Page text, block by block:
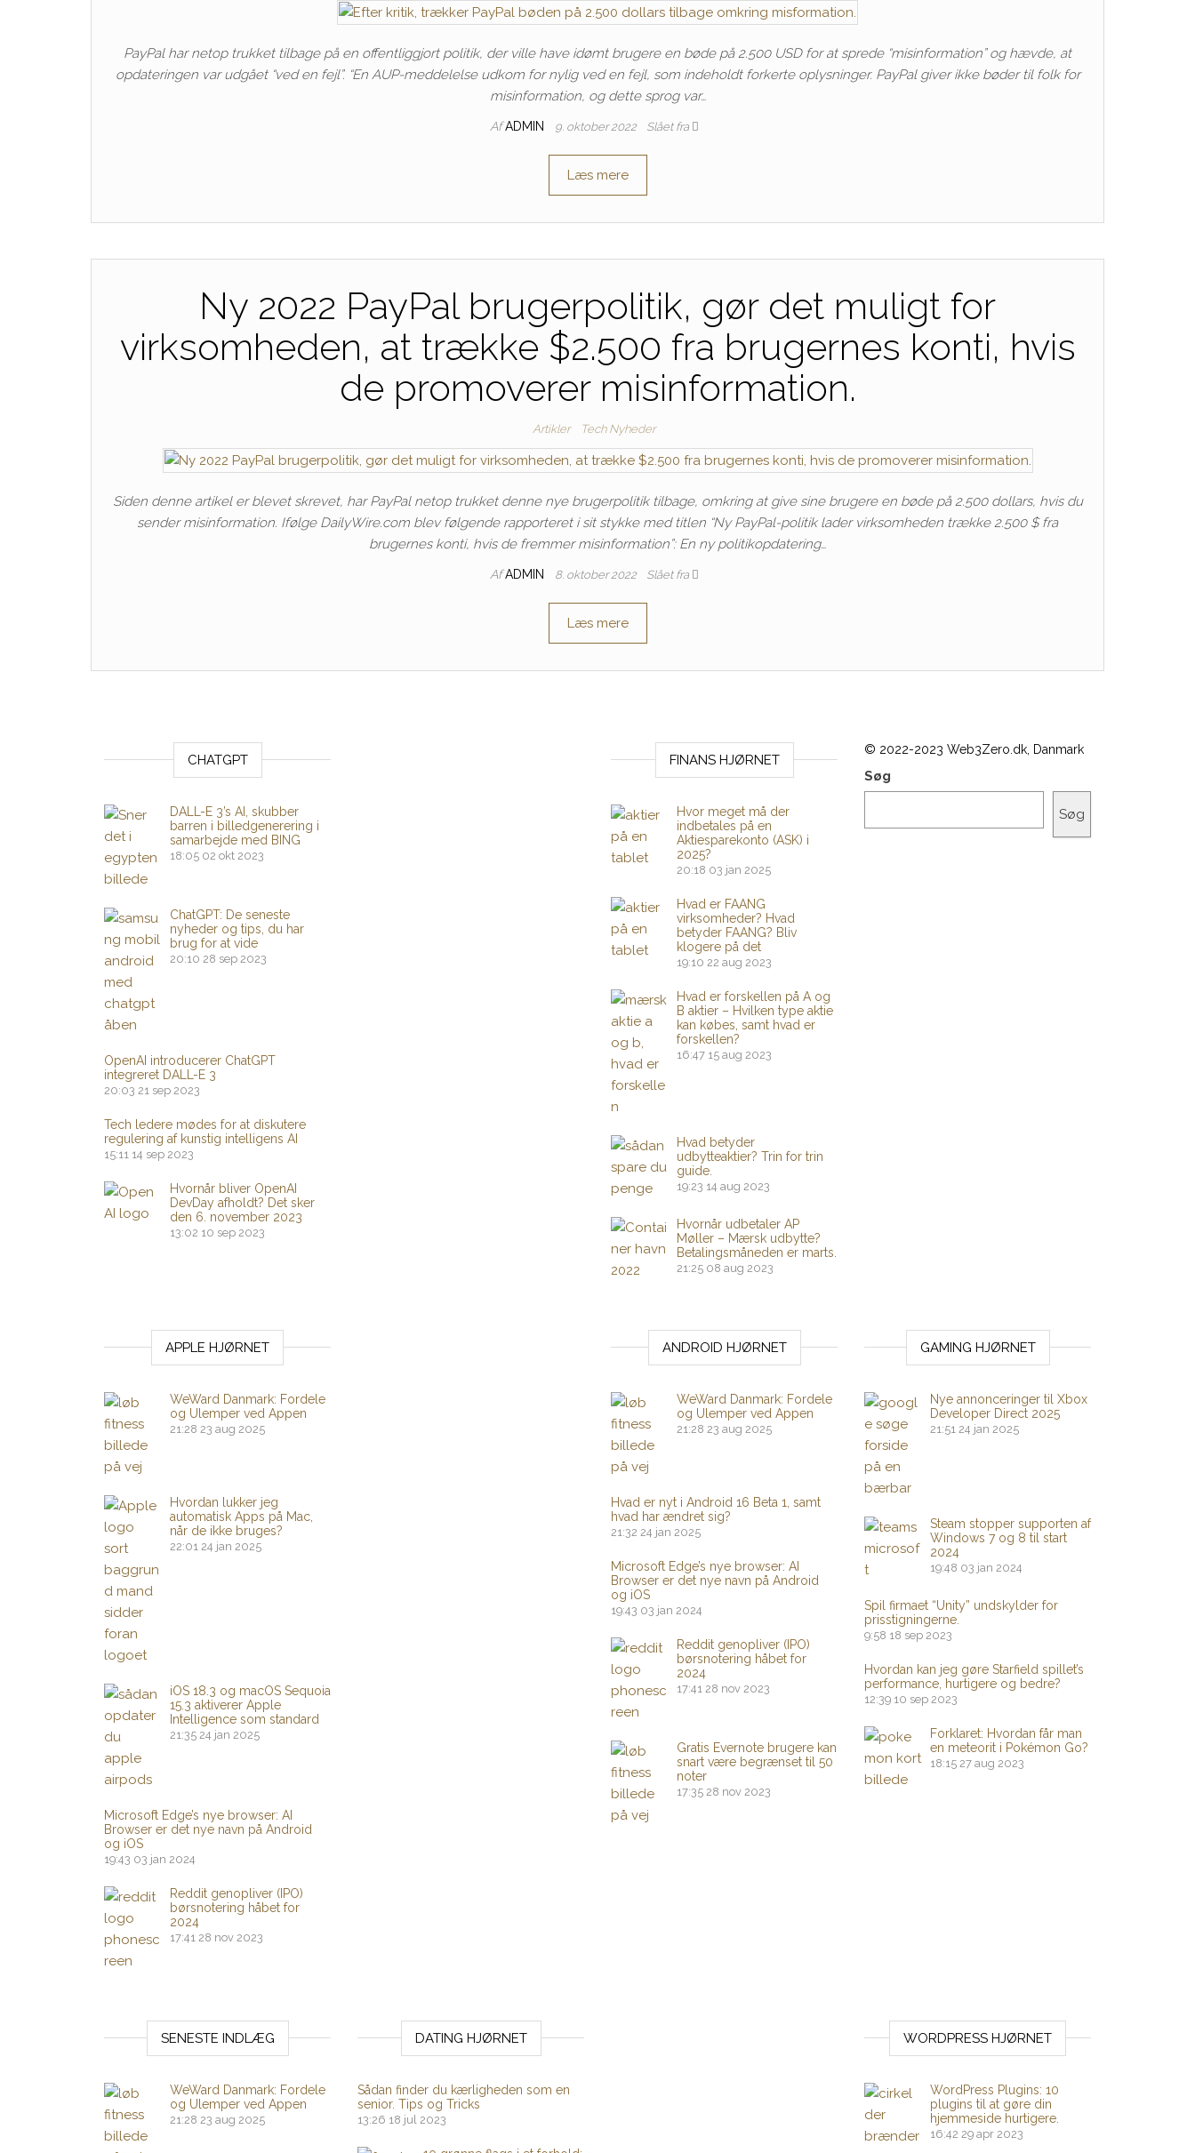
PayPal har netop trukket tilbage på en offentliggjort politik, der ville have idømt brugere en bøde på 2.500 USD for at sprede “misinformation” og hævde, at
opdateringen var udgået “ved en fejl”. “En AUP-meddelelse udkom for nylig ved en fejl, som indeholdt forkerte oplysninger. PayPal giver ikke bøder til folk for
misinformation, og dette sprog var…
Af ADMIN 9. oktober 2022 Slået fra
Læs mere
Ny 2022 PayPal brugerpolitik, gør det muligt for
virksomheden, at trække $2.500 fra brugernes konti, hvis
de promoverer misinformation.
Artikler Tech Nyheder
Siden denne artikel er blevet skrevet, har PayPal netop trukket denne nye brugerpolitik tilbage, omkring at give sine brugere en bøde på 2.500 dollars, hvis du
sender misinformation. Ifølge DailyWire.com blev følgende rapporteret i sit stykke med titlen “Ny PayPal-politik lader virksomheden trække 2.500 $ fra
brugernes konti, hvis de fremmer misinformation”: En ny politikopdatering…
Af ADMIN 8. oktober 2022 Slået fra
Læs mere
CHATGPT
DALL-E 3’s AI, skubber
barren i billedgenerering i
samarbejde med BING
18:05 02 okt 2023
ChatGPT: De seneste
nyheder og tips, du har
brug for at vide
20:10 28 sep 2023
OpenAI introducerer ChatGPT
integreret DALL-E 3
20:03 21 sep 2023
Tech ledere mødes for at diskutere
regulering af kunstig intelligens AI
15:11 14 sep 2023
Hvornår bliver OpenAI
DevDay afholdt? Det sker
den 6. november 2023
13:02 10 sep 2023
FINANS HJØRNET
Hvor meget må der
indbetales på en
Aktiesparekonto (ASK) i
2025?
20:18 03 jan 2025
Hvad er FAANG
virksomheder? Hvad
betyder FAANG? Bliv
klogere på det
19:10 22 aug 2023
Hvad er forskellen på A og
B aktier – Hvilken type aktie
kan købes, samt hvad er
forskellen?
16:47 15 aug 2023
Hvad betyder
udbytteaktier? Trin for trin
guide.
19:23 14 aug 2023
Hvornår udbetaler AP
Møller – Mærsk udbytte?
Betalingsmåneden er marts.
21:25 08 aug 2023
© 2022-2023 Web3Zero.dk, Danmark
Søg
Søg
APPLE HJØRNET
WeWard Danmark: Fordele
og Ulemper ved Appen
21:28 23 aug 2025
Hvordan lukker jeg
automatisk Apps på Mac,
når de ikke bruges?
22:01 24 jan 2025
iOS 18.3 og macOS Sequoia
15.3 aktiverer Apple
Intelligence som standard
21:35 24 jan 2025
Microsoft Edge’s nye browser: AI
Browser er det nye navn på Android
og iOS
19:43 03 jan 2024
Reddit genopliver (IPO)
børsnotering håbet for
2024
17:41 28 nov 2023
ANDROID HJØRNET
WeWard Danmark: Fordele
og Ulemper ved Appen
21:28 23 aug 2025
Hvad er nyt i Android 16 Beta 1, samt
hvad har ændret sig?
21:32 24 jan 2025
Microsoft Edge’s nye browser: AI
Browser er det nye navn på Android
og iOS
19:43 03 jan 2024
Reddit genopliver (IPO)
børsnotering håbet for
2024
17:41 28 nov 2023
Gratis Evernote brugere kan
snart være begrænset til 50
noter
17:35 28 nov 2023
GAMING HJØRNET
Nye annonceringer til Xbox
Developer Direct 2025
21:51 24 jan 2025
Steam stopper supporten af
​​Windows 7 og 8 til start
2024
19:48 03 jan 2024
Spil firmaet “Unity” undskylder for
prisstigningerne.
9:58 18 sep 2023
Hvordan kan jeg gøre Starfield spillet’s
performance, hurtigere og bedre?
12:39 10 sep 2023
Forklaret: Hvordan får man
en meteorit i Pokémon Go?
18:15 27 aug 2023
SENESTE INDLÆG
WeWard Danmark: Fordele
og Ulemper ved Appen
21:28 23 aug 2025
DATING HJØRNET
Sådan finder du kærligheden som en
senior. Tips og Tricks
13:26 18 jul 2023
WORDPRESS HJØRNET
WordPress Plugins: 10
plugins til at gøre din
hjemmeside hurtigere.
16:42 29 apr 2023